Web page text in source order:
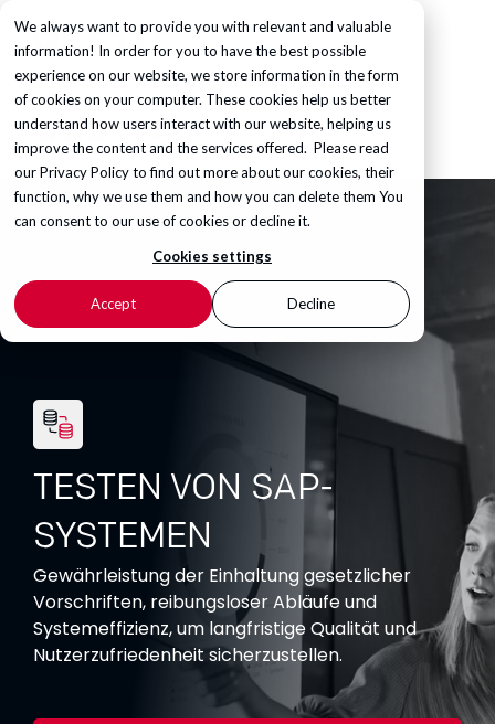
We always want to provide you with relevant and valuable
information! In order for you to have the best possible
experience on our website, we store information in the form
of cookies on your computer. These cookies help us better
understand how users interact with our website, helping us
improve the content and the services offered. Please read
ourPrivacy Policyto find out more about our cookies, their
function, why we use them and how you can delete them You
can consent to our use of cookies or decline it.
Cookies settings
Accept Decline
TESTEN VON SAP-
SYSTEMEN
Gewährleistung der Einhaltung gesetzlicher
Vorschriften, reibungsloser Abläufe und
Systemeffizienz, um langfristige Qualität und
Nutzerzufriedenheit sicherzustellen.